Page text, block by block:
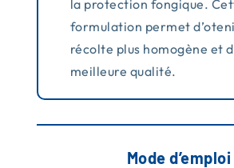
la protection fongique.
formulation permet
récolte plus homogène et
meilleure qualité.
Mode d’emploi